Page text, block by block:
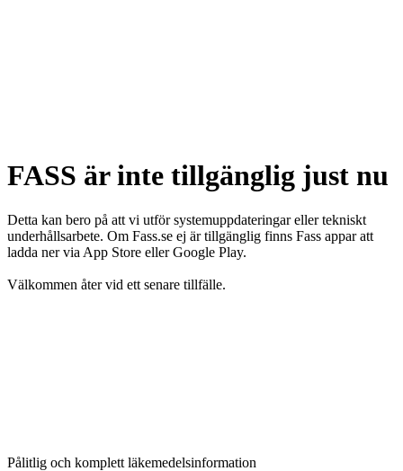
FASS är inte tillgänglig just nu
Detta kan bero på att vi utför systemuppdateringar eller tekniskt
underhållsarbete. Om Fass.se ej är tillgänglig finns Fass appar att
ladda ner via App Store eller Google Play.
Välkommen åter vid ett senare tillfälle.
Pålitlig och komplett läkemedelsinformation